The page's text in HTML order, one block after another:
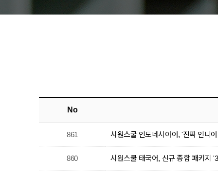
No
861 시원스쿨 인도네시아어, '진짜 인니
860 시원스쿨 태국어, 신규 종합 패키지